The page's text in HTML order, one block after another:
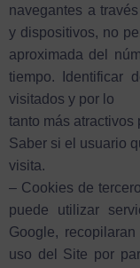
navegantes a
y dispositivos, no
aproximada del
tiempo. Identificar
visitados y por lo
tanto más atractivos
Saber si el usuario
visita.
– Cookies de
puede utilizar
Google,
uso del Site por